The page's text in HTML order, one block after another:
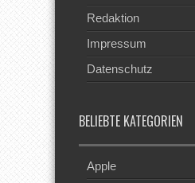
Redaktion
Impressum
Datenschutz
BELIEBTE KATEGORIEN
Apple